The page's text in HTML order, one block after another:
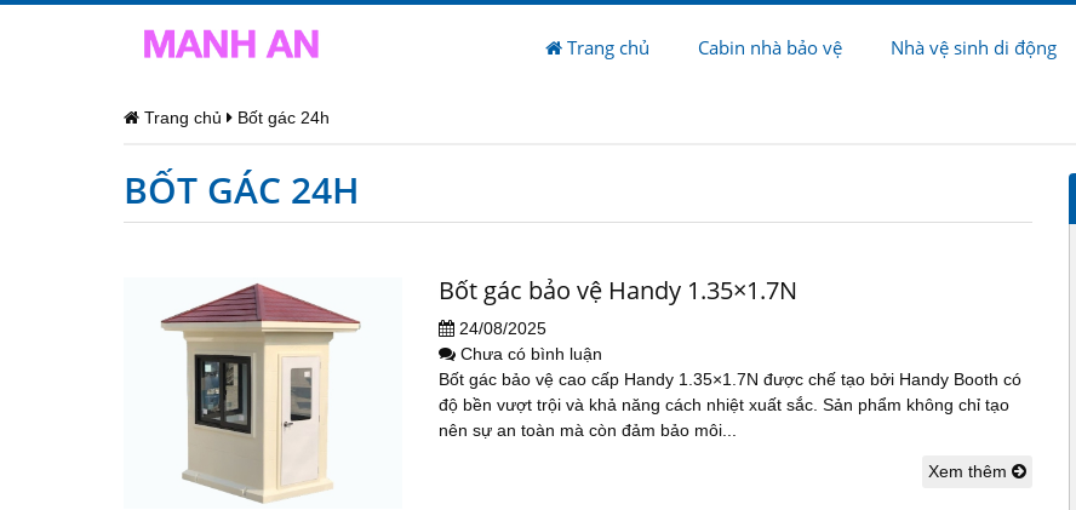
Trang chủ Cabin nhà bảo vệ Nhà vệ sinh di động
Trang chủ Bốt gác 24h
BỐT GÁC 24H
Bốt gác bảo vệ Handy 1.35×1.7N
24/08/2025
Chưa có bình luận
Bốt gác bảo vệ cao cấp Handy 1.35×1.7N được chế tạo bởi Handy Booth có
độ bền vượt trội và khả năng cách nhiệt xuất sắc. Sản phẩm không chỉ tạo
nên sự an toàn mà còn đảm bảo môi...
Xem thêm